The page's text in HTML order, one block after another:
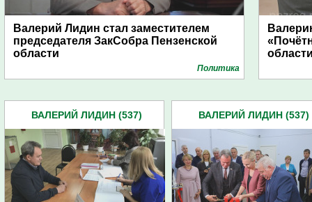
Валерий Лидин стал заместителем
председателя ЗакСобра Пензенской
области
Политика
ВАЛЕРИЙ ЛИДИН (537) ВАЛЕРИЙ ЛИДИН (537)